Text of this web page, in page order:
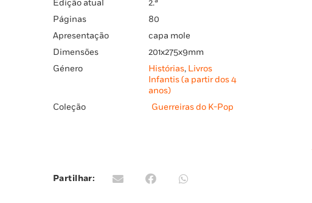
Edição atual
2.ª
Páginas
80
Apresentação
capa mole
Dimensões
201x275x9mm
Género
Histórias, Livros
Infantis (a partir dos 4
anos)
Coleção
Guerreiras do K-Pop
Partilhar: